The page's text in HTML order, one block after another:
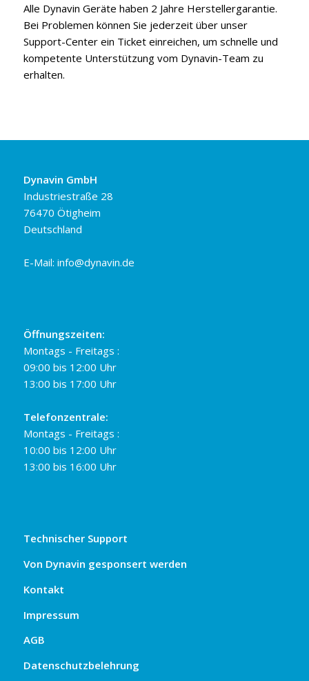
Alle Dynavin Geräte haben 2 Jahre Herstellergarantie.
Bei Problemen können Sie jederzeit über unser
Support-Center ein Ticket einreichen, um schnelle und
kompetente Unterstützung vom Dynavin-Team zu
erhalten.
Dynavin GmbH
Industriestraße 28
76470 Ötigheim
Deutschland
E-Mail: info@dynavin.de
Öffnungszeiten:
Montags - Freitags :
09:00 bis 12:00 Uhr
13:00 bis 17:00 Uhr
Telefonzentrale:
Montags - Freitags :
10:00 bis 12:00 Uhr
13:00 bis 16:00 Uhr
Technischer Support
Von Dynavin gesponsert werden
Kontakt
Impressum
AGB
Datenschutzbelehrung